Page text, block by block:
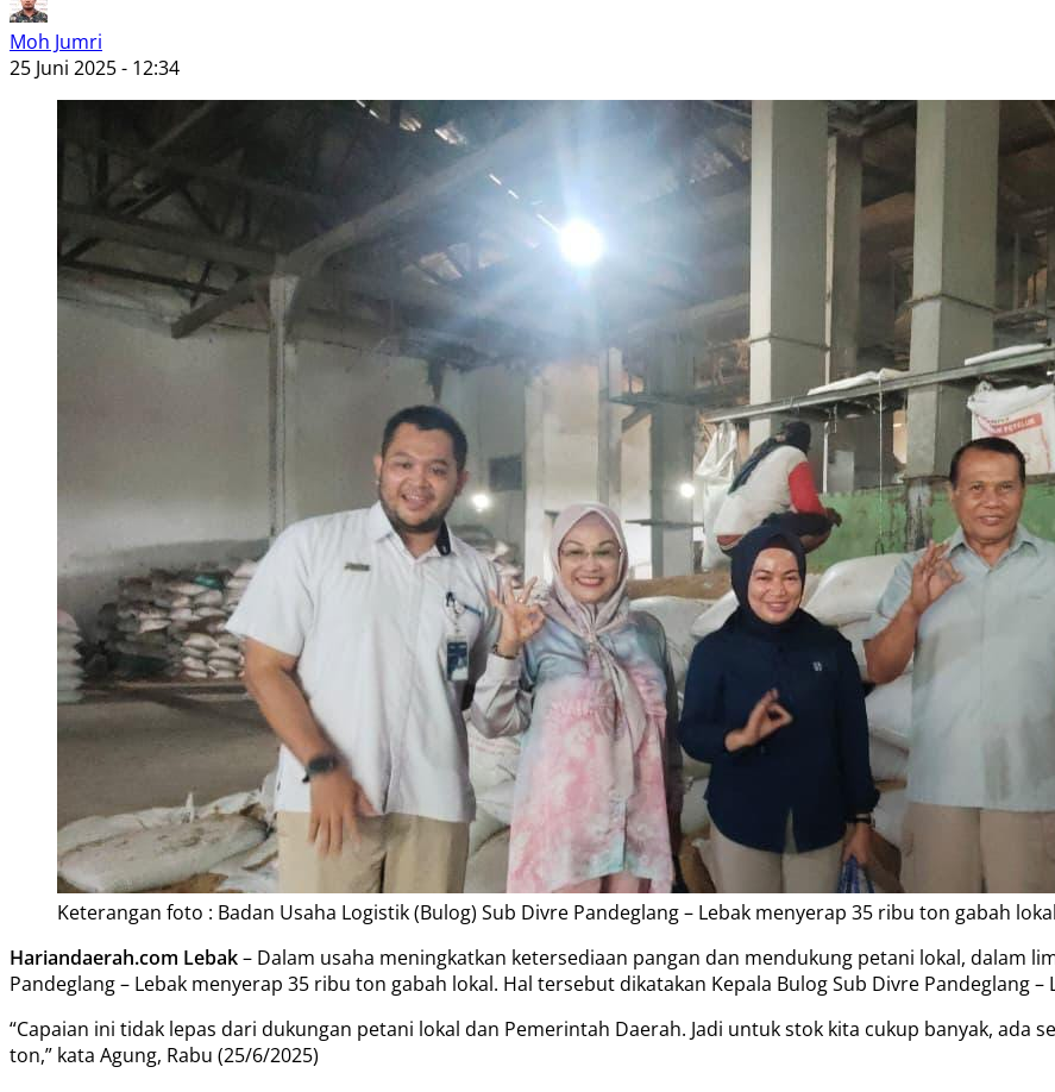
Moh Jumri
25 Juni 2025 - 12:34
Keterangan foto : Badan Usaha Logistik (Bulog) Sub Divre Pandeglang – Lebak menyerap 35 ribu ton gabah
Hariandaerah.com Lebak– Dalam usaha meningkatkan ketersediaan pangan dan mendukung petani lokal, dalam
Pandeglang – Lebak menyerap 35 ribu ton gabah lokal. Hal tersebut dikatakan Kepala Bulog Sub Divre Pandeglang –
“Capaian ini tidak lepas dari dukungan petani lokal dan Pemerintah Daerah. Jadi untuk stok kita cukup banyak, ada
ton,” kata Agung, Rabu (25/6/2025)